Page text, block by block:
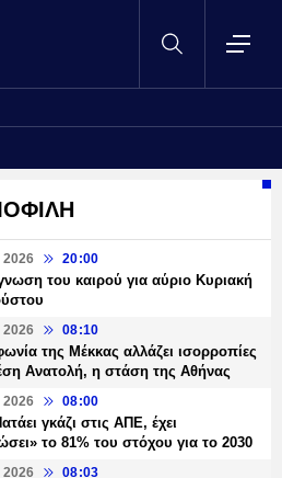
20:00
του καιρού για αύριο Κυριακή
08:10
της Μέκκας αλλάζει ισορροπίες
Ανατολή, η στάση της Αθήνας
08:00
γκάζι στις ΑΠΕ, έχει
το 81% του στόχου για το 2030
08:03